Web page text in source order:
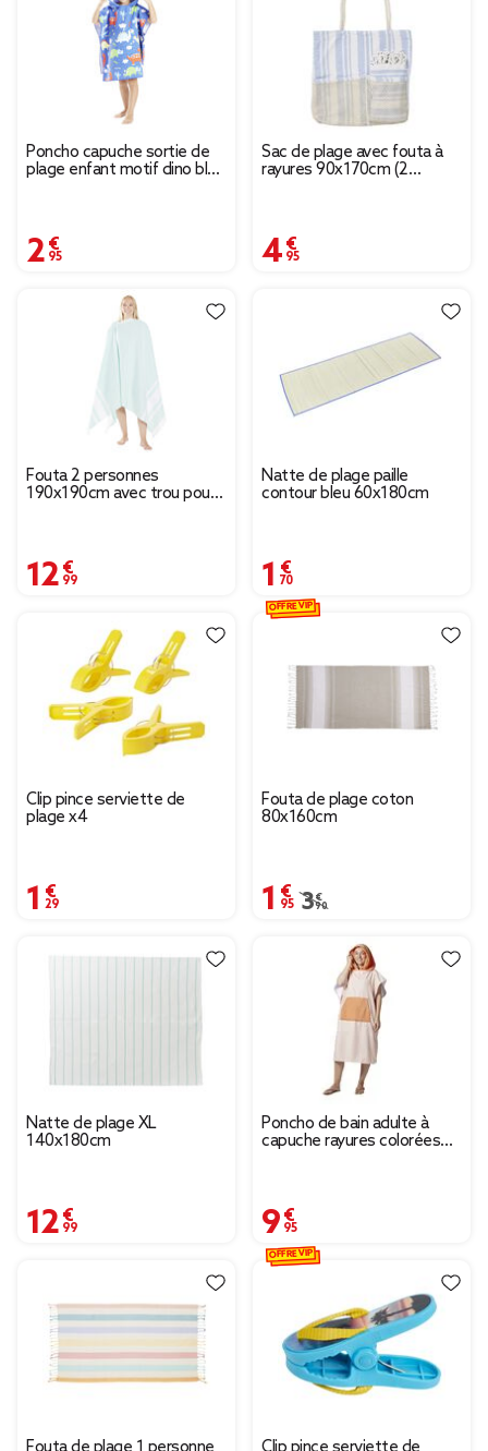
Poncho capuche sortie de
plage enfant motif dino bleu
2,95 €
Sac de plage avec fouta à
rayures 90x170cm (2
4,95 €
Fouta 2 personnes
190x190cm avec trou pour
12,99 €
Natte de plage paille
contour bleu 60x180cm
1,70 €
Clip pince serviette de
plage x4
1,29 €
Fouta de plage coton
80x160cm
1,95 €
Prix remisé de 3,90 € à
3,90 €
OFFRE VIP
Natte de plage XL
140x180cm
12,99 €
Poncho de bain adulte à
capuche rayures colorées
9,95 €
OFFRE VIP